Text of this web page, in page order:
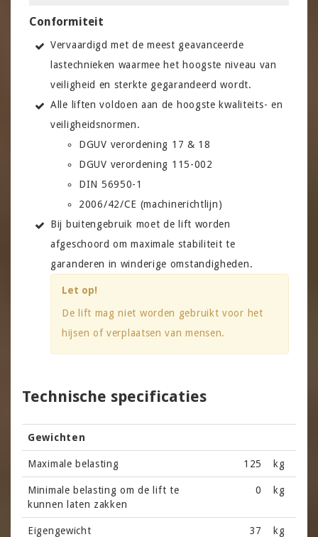
Conformiteit
Vervaardigd met de meest geavanceerde
lastechnieken waarmee het hoogste niveau van
veiligheid en sterkte gegarandeerd wordt.
Alle liften voldoen aan de hoogste kwaliteits- en
veiligheidsnormen.
DGUV verordening 17 & 18
DGUV verordening 115-002
DIN 56950-1
2006/42/CE (machinerichtlijn)
Bij buitengebruik moet de lift worden
afgeschoord om maximale stabiliteit te
garanderen in winderige omstandigheden.
Let op!
De lift mag niet worden gebruikt voor het
hijsen of verplaatsen van mensen.
Technische specificaties
Gewichten
Maximale belasting 125 kg
Minimale belasting om de lift te
kunnen laten zakken
0 kg
Eigengewicht 37 kg